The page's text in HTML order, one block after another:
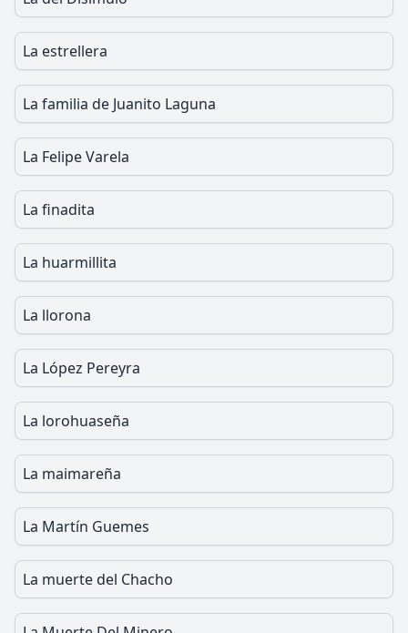
La estrellera
La familia de Juanito Laguna
La Felipe Varela
La finadita
La huarmillita
La llorona
La López Pereyra
La lorohuaseña
La maimareña
La Martín Guemes
La muerte del Chacho